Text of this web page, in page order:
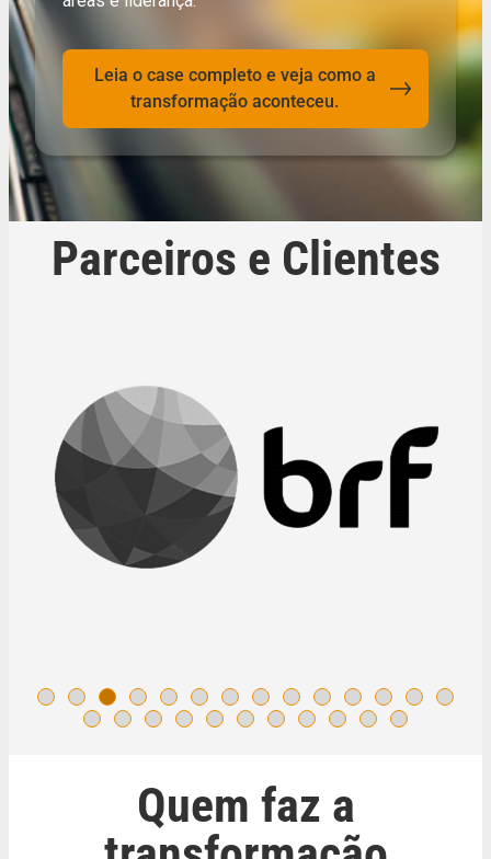
Leia o case completo e veja como a
transformação aconteceu.
Parceiros e Clientes
Quem faz a